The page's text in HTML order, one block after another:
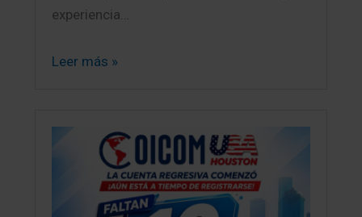
experiencia…
Leer más »